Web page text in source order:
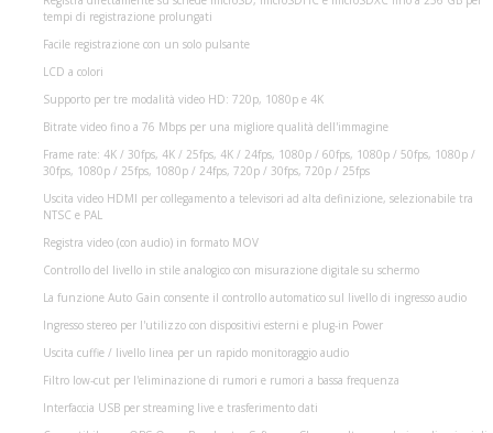
tempi di registrazione prolungati
Facile registrazione con un solo pulsante
LCD a colori
Supporto per tre modalità video HD: 720p, 1080p e 4K
Bitrate video fino a 76 Mbps per una migliore qualità dell'immagine
Frame rate: 4K / 30fps, 4K / 25fps, 4K / 24fps, 1080p / 60fps, 1080p / 50fps, 1080p /
30fps, 1080p / 25fps, 1080p / 24fps, 720p / 30fps, 720p / 25fps
Uscita video HDMI per collegamento a televisori ad alta definizione, selezionabile tra
NTSC e PAL
Registra video (con audio) in formato MOV
Controllo del livello in stile analogico con misurazione digitale su schermo
La funzione Auto Gain consente il controllo automatico sul livello di ingresso audio
Ingresso stereo per l'utilizzo con dispositivi esterni e plug-in Power
Uscita cuffie / livello linea per un rapido monitoraggio audio
Filtro low-cut per l'eliminazione di rumori e rumori a bassa frequenza
Interfaccia USB per streaming live e trasferimento dati